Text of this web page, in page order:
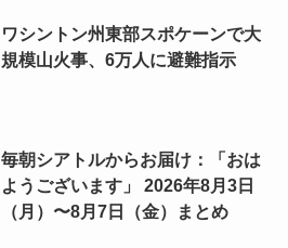
ワシントン州東部スポケーンで大
規模山火事、6万人に避難指示
毎朝シアトルからお届け：「おは
ようございます」 2026年8月3日
（月）〜8月7日（金）まとめ